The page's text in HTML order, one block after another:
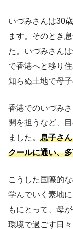
いづみさんは30
ます。そのとき
た。いづみさん
で香港へと移り
知らぬ土地で母
香港でのいづみ
開を担うなど、
ました。 息子さ
クールに通い、
こうした国際的
学んでいく素地
もにとって、母
環境で過ごす日